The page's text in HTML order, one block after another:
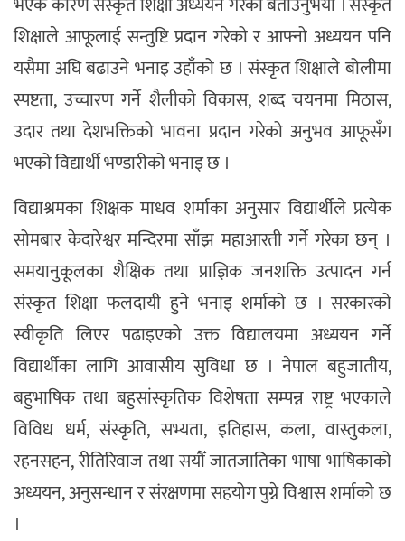
शिक्षाले आफूलाई सन्तुष्टि प्रदान गरेको र आफ्नो अध्ययन पनि
यसैमा अघि बढाउने भनाइ उहाँको छ । संस्कृत शिक्षाले बोलीमा
स्पष्टता, उच्चारण गर्ने शैलीको विकास, शब्द चयनमा मिठास,
उदार तथा देशभक्तिको भावना प्रदान गरेको अनुभव आफूसँग
भएको विद्यार्थी भण्डारीको भनाइ छ ।
विद्याश्रमका शिक्षक माधव शर्माका अनुसार विद्यार्थीले प्रत्येक
सोमबार केदारेश्वर मन्दिरमा साँझ महाआरती गर्ने गरेका छन् ।
समयानुकूलका शैक्षिक तथा प्राज्ञिक जनशक्ति उत्पादन गर्न
संस्कृत शिक्षा फलदायी हुने भनाइ शर्माको छ । सरकारको
स्वीकृति लिएर पढाइएको उक्त विद्यालयमा अध्ययन गर्ने
विद्यार्थीका लागि आवासीय सुविधा छ । नेपाल बहुजातीय,
बहुभाषिक तथा बहुसांस्कृतिक विशेषता सम्पन्न राष्ट्र भएकाले
विविध धर्म, संस्कृति, सभ्यता, इतिहास, कला, वास्तुकला,
रहनसहन, रीतिरिवाज तथा सयौँ जातजातिका भाषा भाषिकाको
अध्ययन, अनुसन्धान र संरक्षणमा सहयोग पुग्ने विश्वास शर्माको छ
।